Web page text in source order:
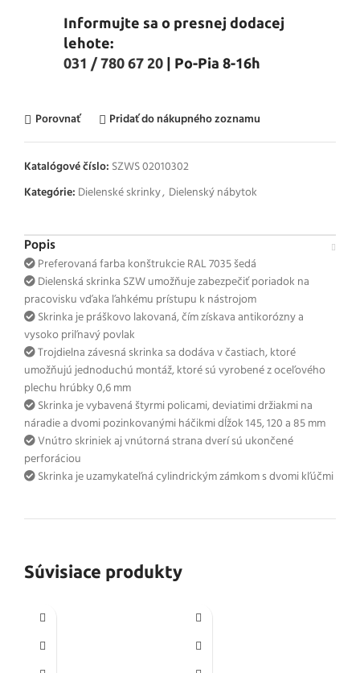
Informujte sa o presnej dodacej
lehote:
031 / 780 67 20 | Po-Pia 8-16h
Porovnať Pridať do nákupného zoznamu
Katalógové číslo: SZWS 02010302
Kategórie: Dielenské skrinky, Dielenský nábytok
Popis
Preferovaná farba konštrukcie RAL 7035 šedá
Dielenská skrinka SZW umožňuje zabezpečiť poriadok na
pracovisku vďaka ľahkému prístupu k nástrojom
Skrinka je práškovo lakovaná, čím získava antikorózny a
vysoko priľnavý povlak
Trojdielna závesná skrinka sa dodáva v častiach, ktoré
umožňujú jednoduchú montáž, ktoré sú vyrobené z oceľového
plechu hrúbky 0,6 mm
Skrinka je vybavená štyrmi policami, deviatimi držiakmi na
náradie a dvomi pozinkovanými háčikmi dĺžok 145, 120 a 85 mm
Vnútro skriniek aj vnútorná strana dverí sú ukončené
perforáciou
Skrinka je uzamykateľná cylindrickým zámkom s dvomi kľúčmi
Súvisiace produkty